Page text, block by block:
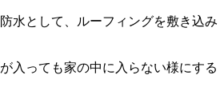
水として、ルーフィングを敷き込み
入っても家の中に入らない様にする